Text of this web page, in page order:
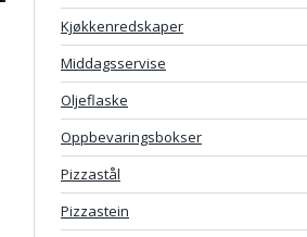
Kjøkkenredskaper
Middagsservise
Oljeflaske
Oppbevaringsbokser
Pizzastål
Pizzastein